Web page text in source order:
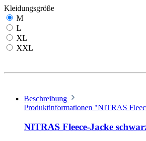
Kleidungsgröße
M
L
XL
XXL
Beschreibung
Produktinformationen "NITRAS
NITRAS Fleece-Jacke